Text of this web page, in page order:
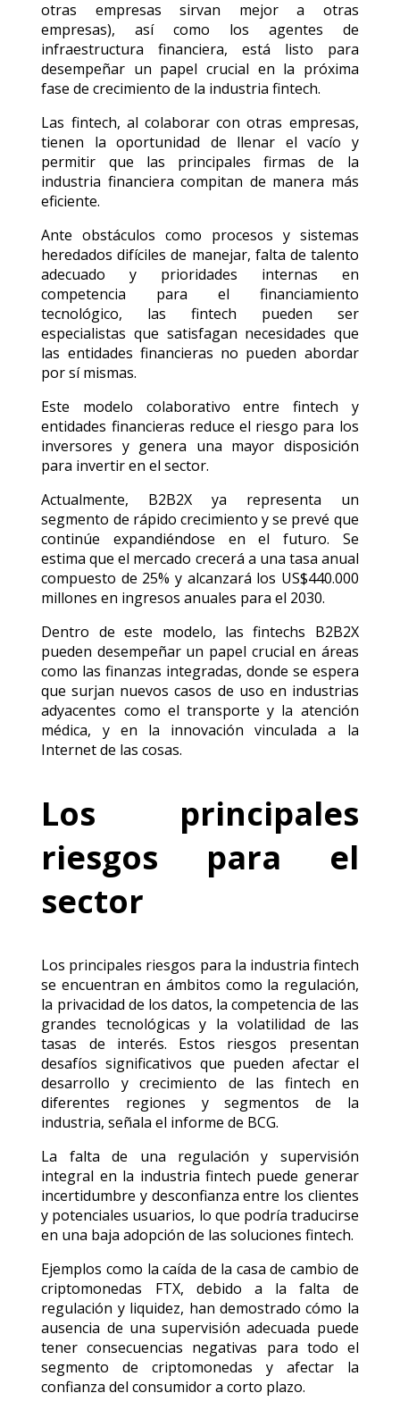
otras empresas sirvan mejor a otras
empresas), así como los agentes de
infraestructura financiera, está listo para
desempeñar un papel crucial en la próxima
fase de crecimiento de la industria fintech.
Las fintech, al colaborar con otras empresas,
tienen la oportunidad de llenar el vacío y
permitir que las principales firmas de la
industria financiera compitan de manera más
eficiente.
Ante obstáculos como procesos y sistemas
heredados difíciles de manejar, falta de talento
adecuado y prioridades internas en
competencia para el financiamiento
tecnológico, las fintech pueden ser
especialistas que satisfagan necesidades que
las entidades financieras no pueden abordar
por sí mismas.
Este modelo colaborativo entre fintech y
entidades financieras reduce el riesgo para los
inversores y genera una mayor disposición
para invertir en el sector.
Actualmente, B2B2X ya representa un
segmento de rápido crecimiento y se prevé que
continúe expandiéndose en el futuro. Se
estima que el mercado crecerá a una tasa anual
compuesto de 25% y alcanzará los US$440.000
millones en ingresos anuales para el 2030.
Dentro de este modelo, las fintechs B2B2X
pueden desempeñar un papel crucial en áreas
como las finanzas integradas, donde se espera
que surjan nuevos casos de uso en industrias
adyacentes como el transporte y la atención
médica, y en la innovación vinculada a la
Internet de las cosas.
Los principales
riesgos para el
sector
Los principales riesgos para la industria fintech
se encuentran en ámbitos como la regulación,
la privacidad de los datos, la competencia de las
grandes tecnológicas y la volatilidad de las
tasas de interés. Estos riesgos presentan
desafíos significativos que pueden afectar el
desarrollo y crecimiento de las fintech en
diferentes regiones y segmentos de la
industria, señala el informe de BCG.
La falta de una regulación y supervisión
integral en la industria fintech puede generar
incertidumbre y desconfianza entre los clientes
y potenciales usuarios, lo que podría traducirse
en una baja adopción de las soluciones fintech.
Ejemplos como la caída de la casa de cambio de
criptomonedas FTX, debido a la falta de
regulación y liquidez, han demostrado cómo la
ausencia de una supervisión adecuada puede
tener consecuencias negativas para todo el
segmento de criptomonedas y afectar la
confianza del consumidor a corto plazo.